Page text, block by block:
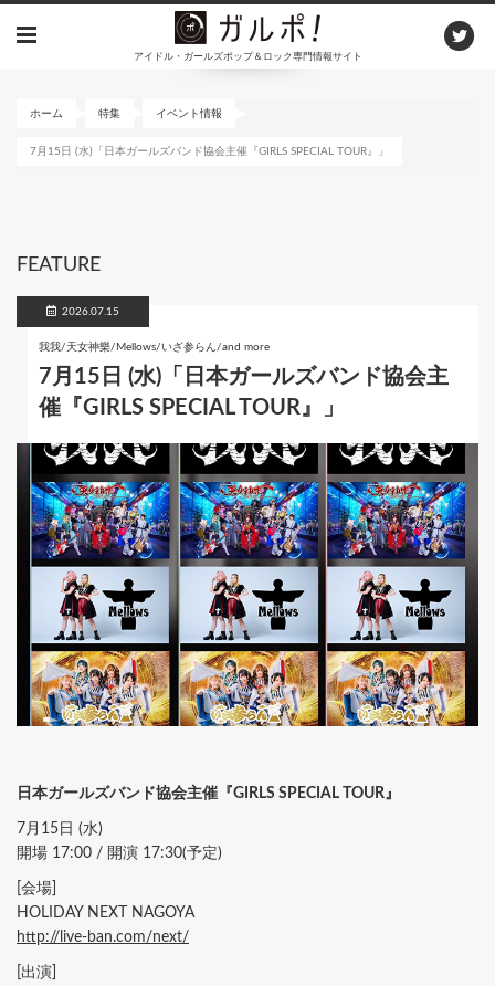
アイドル・ガールズポップ＆ロック専門情報サイト
ホーム 特集 イベント情報
7月15日 (水)「日本ガールズバンド協会主催『GIRLS SPECIAL TOUR』」
FEATURE
2026.07.15
我我/天女神樂/Mellows/いざ参らん/and more
7月15日 (水)「日本ガールズバンド協会主
催『GIRLS SPECIAL TOUR』」
日本ガールズバンド協会主催『GIRLS SPECIAL TOUR』
7月15日 (水)
開場 17:00 / 開演 17:30(予定)
[会場]
HOLIDAY NEXT NAGOYA
http://live-ban.com/next/
[出演]